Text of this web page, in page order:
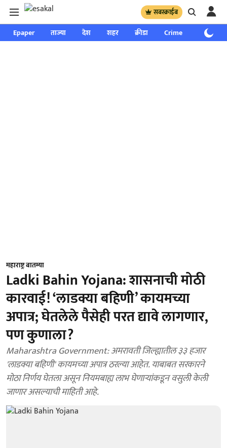
सबस्क्राईब
Epaper ताज्या देश शहर क्रीडा Crime साप्ताहिक
महाराष्ट्र बातम्या
Ladki Bahin Yojana: शासनाची मोठी
कारवाई! ‘लाडक्या बहिणी’ कायमच्या
अपात्र; घेतलेले पैसेही परत द्यावे लागणार,
पण कुणाला?
Maharashtra Government: अमरावती जिल्ह्यातील ३३ हजार
'लाडक्या बहिणी' कायमच्या अपात्र ठरल्या आहेत. याबाबत सरकारने
मोठा निर्णय घेतला असून नियमबाह्य लाभ घेणाऱ्यांकडून वसुली केली
जाणार असल्याची माहिती आहे.